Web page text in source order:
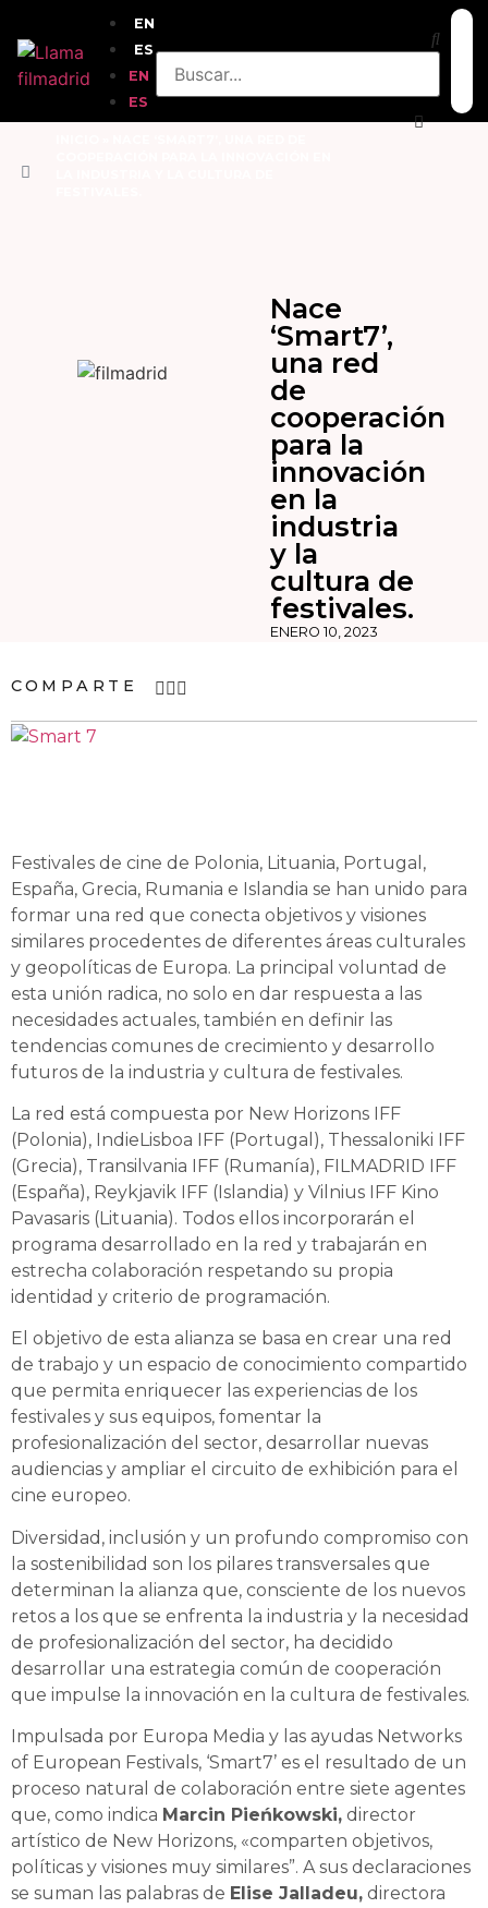
EN
ES
EN
ES
Nace
‘Smart7’,
una red
de
cooperación
para la
innovación
en la
industria
y la
cultura de
festivales.
ENERO 10, 2023
COMPARTE
Festivales de cine de Polonia, Lituania, Portugal,
España, Grecia, Rumania e Islandia se han unido para
formar una red que conecta objetivos y visiones
similares procedentes de diferentes áreas culturales
y geopolíticas de Europa. La principal voluntad de
esta unión radica, no solo en dar respuesta a las
necesidades actuales, también en definir las
tendencias comunes de crecimiento y desarrollo
futuros de la industria y cultura de festivales.
La red está compuesta por New Horizons IFF
(Polonia), IndieLisboa IFF (Portugal), Thessaloniki IFF
(Grecia), Transilvania IFF (Rumanía), FILMADRID IFF
(España), Reykjavik IFF (Islandia) y Vilnius IFF Kino
Pavasaris (Lituania). Todos ellos incorporarán el
programa desarrollado en la red y trabajarán en
estrecha colaboración respetando su propia
identidad y criterio de programación.
El objetivo de esta alianza se basa en crear una red
de trabajo y un espacio de conocimiento compartido
que permita enriquecer las experiencias de los
festivales y sus equipos, fomentar la
profesionalización del sector, desarrollar nuevas
audiencias y ampliar el circuito de exhibición para el
cine europeo.
Diversidad, inclusión y un profundo compromiso con
la sostenibilidad son los pilares transversales que
determinan la alianza que, consciente de los nuevos
retos a los que se enfrenta la industria y la necesidad
de profesionalización del sector, ha decidido
desarrollar una estrategia común de cooperación
que impulse la innovación en la cultura de festivales.
Impulsada por Europa Media y las ayudas Networks
of European Festivals, ‘Smart7’ es el resultado de un
proceso natural de colaboración entre siete agentes
que, como indica Marcin Pieńkowski, director
artístico de New Horizons, «comparten objetivos,
políticas y visiones muy similares”. A sus declaraciones
se suman las palabras de Elise Jalladeu, directora